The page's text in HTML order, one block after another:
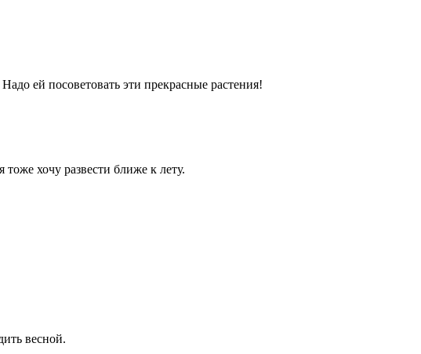
ей посоветовать эти прекрасные растения!
тоже хочу развести ближе к лету.
весной.